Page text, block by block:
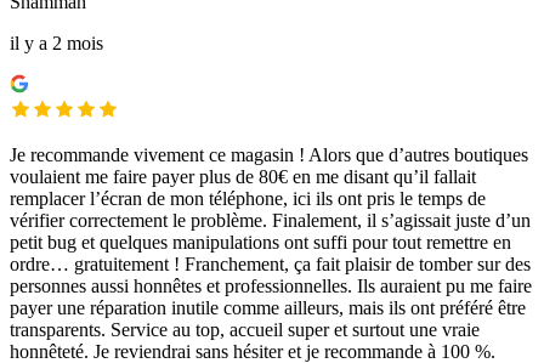
il y a 2 mois
Je recommande vivement ce magasin ! Alors que d’autres boutiques
voulaient me faire payer plus de 80€ en me disant qu’il fallait
remplacer l’écran de mon téléphone, ici ils ont pris le temps de
vérifier correctement le problème. Finalement, il s’agissait juste d’un
petit bug et quelques manipulations ont suffi pour tout remettre en
ordre… gratuitement ! Franchement, ça fait plaisir de tomber sur des
personnes aussi honnêtes et professionnelles. Ils auraient pu me faire
payer une réparation inutile comme ailleurs, mais ils ont préféré être
transparents. Service au top, accueil super et surtout une vraie
honnêteté. Je reviendrai sans hésiter et je recommande à 100 %.